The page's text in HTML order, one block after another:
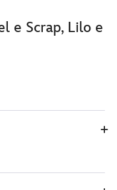
e Scrap, Lilo e